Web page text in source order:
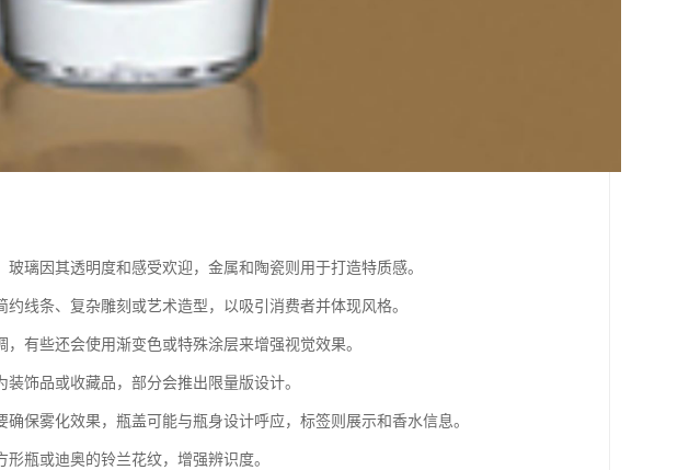
璃因其透明度和感受欢迎，金属和陶瓷则用于打造特质感。
线条、复杂雕刻或艺术造型，以吸引消费者并体现风格。
有些还会使用渐变色或特殊涂层来增强视觉效果。
饰品或收藏品，部分会推出限量版设计。
保雾化效果，瓶盖可能与瓶身设计呼应，标签则展示和香水信息。
瓶或迪奥的铃兰花纹，增强辨识度。